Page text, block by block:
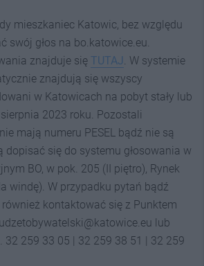
mieszkaniec Katowic, bez względu
swój głos na bo.katowice.eu.
znajduje się TUTAJ. W systemie
znajdują się wszyscy
w Katowicach na pobyt stały lub
2023 roku. Pozostali
mają numeru PESEL bądź nie są
dopisać się do systemu głosowania w
BO, w pok. 205 (II piętro), Rynek
windę). W przypadku pytań bądź
kontaktować się z Punktem
lub
32 259 33 05 | 32 259 38 51 | 32 259